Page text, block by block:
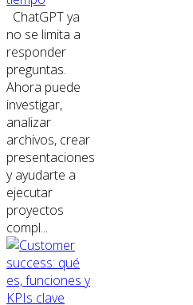
ChatGPT ya
no se limita a
responder
preguntas.
Ahora puede
investigar,
analizar
archivos, crear
presentaciones
y ayudarte a
ejecutar
proyectos
compl...